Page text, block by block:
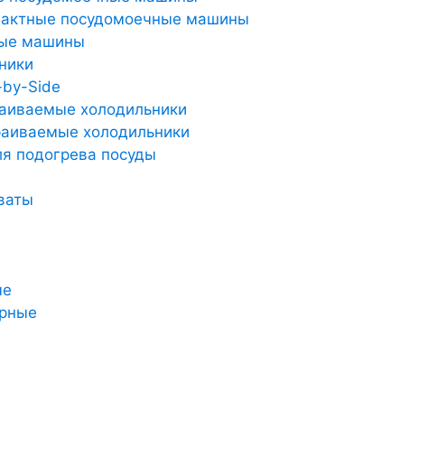
посудомоечные машины
машины
Side
холодильники
холодильники
подогрева посуды